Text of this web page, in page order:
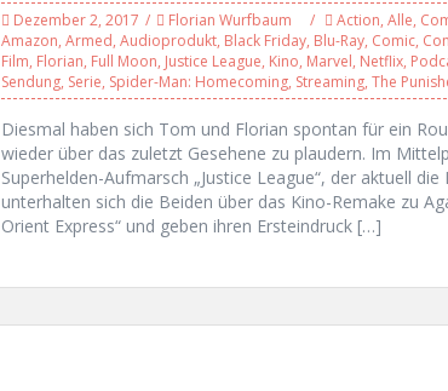
Dezember 2, 2017 Florian Wurfbaum Action, Alle,
Amazon, Armed, Audioprodukt, Black Friday, Blu-Ray, Comic,
Film, Florian, Full Moon, Justice League, Kino, Marvel, Netflix,
Sendung, Serie, Spider-Man: Homecoming, Streaming, The
Diesmal haben sich Tom und Florian spontan für ein
wieder über das zuletzt Gesehene zu plaudern. Im
Superhelden-Aufmarsch „Justice League“, der aktuell
unterhalten sich die Beiden über das Kino-Remake zu
Orient Express“ und geben ihren Ersteindruck […]